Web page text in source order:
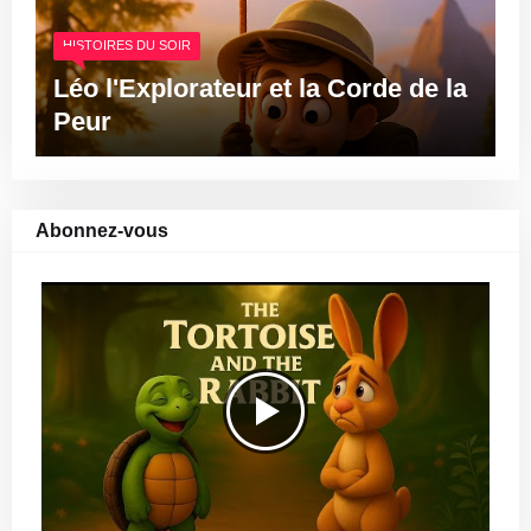
HISTOIRES DU SOIR
Léo l'Explorateur et la Corde de la
Peur
Abonnez-vous